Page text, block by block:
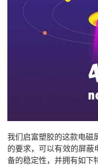
我们启富塑胶的这款电磁
的要求，可以有效的屏
备的稳定性，并拥有如下